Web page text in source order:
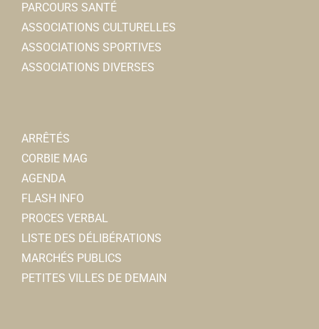
PARCOURS SANTÉ
ASSOCIATIONS CULTURELLES
ASSOCIATIONS SPORTIVES
ASSOCIATIONS DIVERSES
ARRÊTÉS
CORBIE MAG
AGENDA
FLASH INFO
PROCES VERBAL
LISTE DES DÉLIBÉRATIONS
MARCHÉS PUBLICS
PETITES VILLES DE DEMAIN